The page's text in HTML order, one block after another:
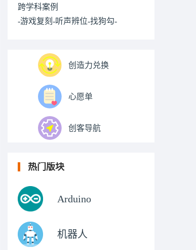
跨学科案例
-游戏复刻-听声辨位-找狗勾-
创造力兑换
心愿单
创客导航
热门版块
Arduino
机器人